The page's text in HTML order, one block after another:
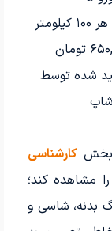
شده توسط
بخشکارشناسی
مشاهده کند؛
بدنه، شاسی و